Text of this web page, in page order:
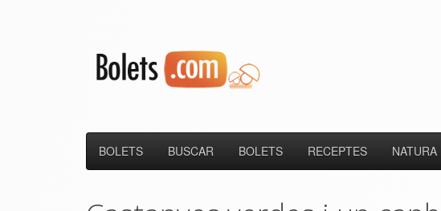
BOLETS BUSCAR BOLETS RECEPTES NATURA